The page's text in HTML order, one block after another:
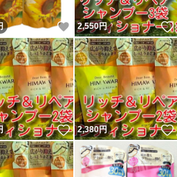
いいね！
2,550円
いいね！
2,380円